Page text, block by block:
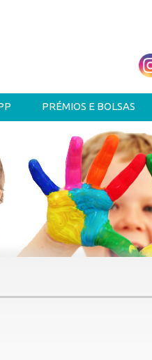
PRÉMIOS E BOLSAS